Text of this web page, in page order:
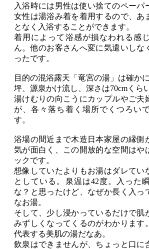
入浴時には男性は使い捨てのペーパ
女性は湯浴み着を着用するので、あ
となく入浴することができます。
着用によって浴感が損なわれる感
ん。他のお客さんへ変に気遣いしな
ったです。
目的の混浴露天「竜宮の湯」は確か
坪、源泉かけ流し、深さは70cmくら
湯けむりの向こうにカップルやご夫
が、各々落ち着く場所でくつろい
す。
浴場の間近まで木造日本家屋の縁側
気が面白く、この開放的な空間はや
ックです。
想像していたよりもお湯はダレてい
としている。泉温は42度。入った
な？と思ったけど、なぜか長く入っ
なお湯。
そして、少し浸かっているだけで肌
みずしくなってくるのがわかります
代表する美肌の湯だなあ。
飲泉はできませんが、ちょっと口に